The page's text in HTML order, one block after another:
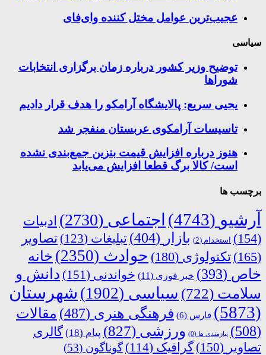
عجیب‌ترین عوامل مختل کننده وای‌فای
سیاسی
توضیح وزیر کشور درباره زمان برگزاری انتخابات
شوراها
یحیی سریع: پالایشگاه آرامکو را هدف قرار دادیم
تاسیسات آرامکوی عربستان منفجر شد
هنوز درباره افزایش قیمت بنزین جمع‌بندی نشده
است/ کالا برگ قطعا افزایش می‌یابد
برچسب ها
آرشیو (4743) اجتماعی (2730)
ادبیات
(154)
استخدام (2) بازار (404) تبلیغات (123)
تصاویر
(165)
تکنولوژی (180) حوادث (2350)
خانه
خاص (393) خبر فوری (11) خواندنی (151)
دانش و
سلامت (722) سیاسی (1902)
شهرستان
(5873)
فارس (6) فرهنگی هنری (487)
مقالات
(508)
نیازمندی ها (0) ورزشی (827) پیام (18)
گالری
تصاویر (150) گرافیک (114) گوناگون (53)